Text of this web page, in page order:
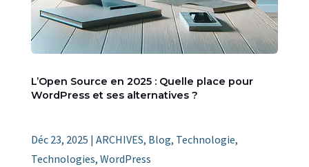
L’Open Source en 2025 : Quelle place pour
WordPress et ses alternatives ?
Déc 23, 2025 | ARCHIVES, Blog, Technologie,
Technologies, WordPress